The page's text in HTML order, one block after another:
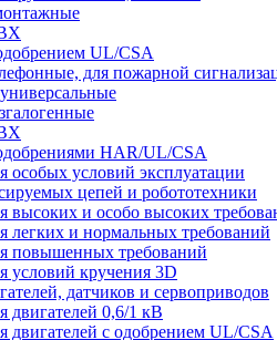
UL/CSA
для пожарной
HAR/UL/CSA
особых условий эксплуатации
цепей и робототехники
высоких и особо высоких
легких и нормальных требований
повышенных требований
условий кручения 3D
датчиков и сервоприводов
двигателей 0,6/1 кВ
двигателей с одобрением UL/CSA